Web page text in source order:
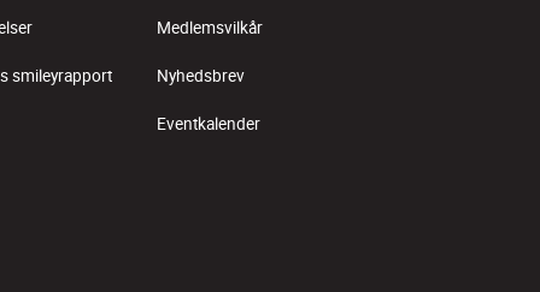
smileyrapport
Medlemsvilkår
Nyhedsbrev
Eventkalender